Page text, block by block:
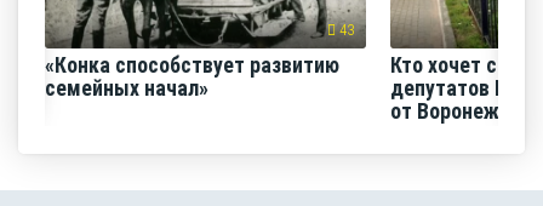
43
«Конка способствует развитию
семейных начал»
Кто хочет
депутатов
от Воронежск...